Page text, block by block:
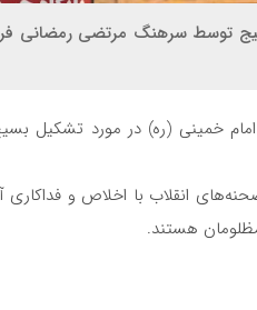
توسط سرهنگ مرتضی رمضانی
خمینی (ره) در مورد تشکیل
انقلاب با اخلاص و فداکاری
هستند.